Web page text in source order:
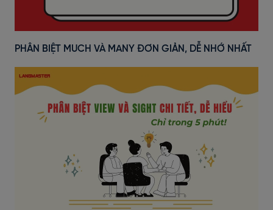
PHÂN BIỆT MUCH VÀ MANY ĐƠN GIẢN, DỄ NHỚ NHẤT